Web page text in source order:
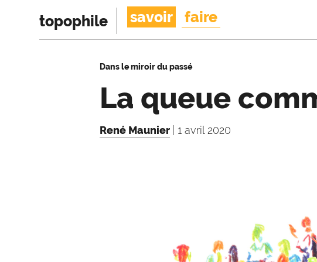
topophile savoir faire
Dans le miroir du passé
La queue
René Maunier | 1 avril 2020